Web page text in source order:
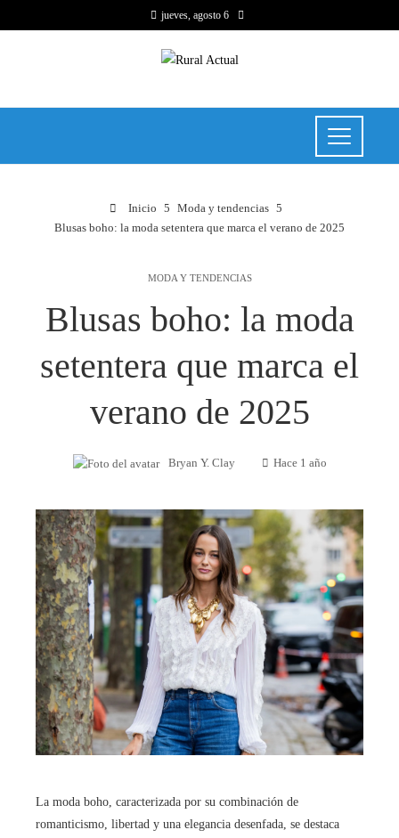
jueves, agosto 6
Inicio
Moda y tendencias
Blusas boho: la moda setentera que marca el verano de 2025
MODA Y TENDENCIAS
Blusas boho: la moda
setentera que marca el
verano de 2025
Bryan Y. Clay Hace 1 año
La moda boho, caracterizada por su combinación de
romanticismo, libertad y una elegancia desenfada, se destaca